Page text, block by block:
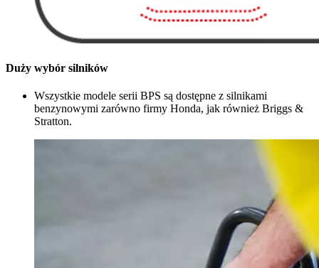
Duży wybór silników
Wszystkie modele serii BPS są dostępne z silnikami
benzynowymi zarówno firmy Honda, jak również Briggs &
Stratton.